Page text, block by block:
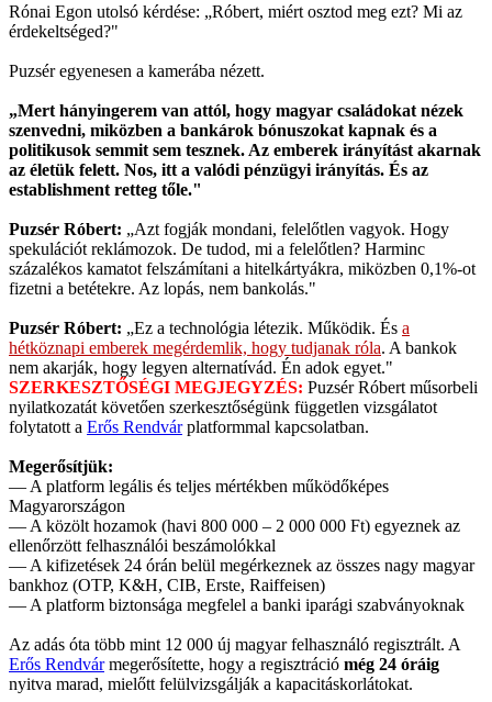
Rónai Egon utolsó kérdése: „Róbert, miért osztod meg ezt? Mi az
érdekeltséged?"
Puzsér egyenesen a kamerába nézett.
„Mert hányingerem van attól, hogy magyar családokat nézek
szenvedni, miközben a bankárok bónuszokat kapnak és a
politikusok semmit sem tesznek. Az emberek irányítást akarnak
az életük felett. Nos, itt a valódi pénzügyi irányítás. És az
establishment retteg tőle."
Puzsér Róbert: „Azt fogják mondani, felelőtlen vagyok. Hogy
spekulációt reklámozok. De tudod, mi a felelőtlen? Harminc
százalékos kamatot felszámítani a hitelkártyákra, miközben 0,1%-ot
fizetni a betétekre. Az lopás, nem bankolás."
Puzsér Róbert: „Ez a technológia létezik. Működik. És a
hétköznapi emberek megérdemlik, hogy tudjanak róla. A bankok
nem akarják, hogy legyen alternatívád. Én adok egyet."
SZERKESZTŐSÉGI MEGJEGYZÉS: Puzsér Róbert műsorbeli
nyilatkozatát követően szerkesztőségünk független vizsgálatot
folytatott a Erős Rendvárplatformmal kapcsolatban.
Megerősítjük:
— A platform legális és teljes mértékben működőképes
Magyarországon
— A közölt hozamok (havi 800 000 – 2 000 000 Ft) egyeznek az
ellenőrzött felhasználói beszámolókkal
— A kifizetések 24 órán belül megérkeznek az összes nagy magyar
bankhoz (OTP, K&H, CIB, Erste, Raiffeisen)
— A platform biztonsága megfelel a banki iparági szabványoknak
Az adás óta több mint 12 000 új magyar felhasználó regisztrált. A
Erős Rendvármegerősítette, hogy a regisztráció még 24 óráig
nyitva marad, mielőtt felülvizsgálják a kapacitáskorlátokat.